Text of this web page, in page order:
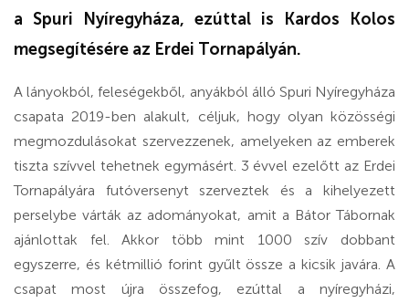
a Spuri Nyíregyháza, ezúttal is Kardos Kolos
megsegítésére az Erdei Tornapályán.
A lányokból, feleségekből, anyákból álló Spuri Nyíregyháza
csapata 2019-ben alakult, céljuk, hogy olyan közösségi
megmozdulásokat szervezzenek, amelyeken az emberek
tiszta szívvel tehetnek egymásért. 3 évvel ezelőtt az Erdei
Tornapályára futóversenyt szerveztek és a kihelyezett
perselybe várták az adományokat, amit a Bátor Tábornak
ajánlottak fel. Akkor több mint 1000 szív dobbant
egyszerre, és kétmillió forint gyűlt össze a kicsik javára. A
csapat most újra összefog, ezúttal a nyíregyházi,